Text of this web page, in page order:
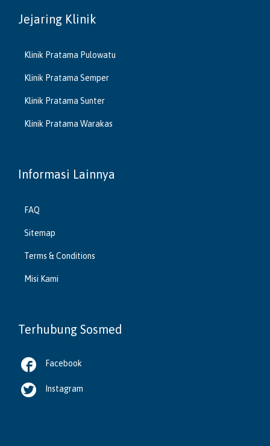
Jejaring Klinik
Klinik Pratama Pulowatu
Klinik Pratama Semper
Klinik Pratama Sunter
Klinik Pratama Warakas
Informasi Lainnya
FAQ
Sitemap
Terms & Conditions
Misi Kami
Terhubung Sosmed
 Facebook
 Instagram